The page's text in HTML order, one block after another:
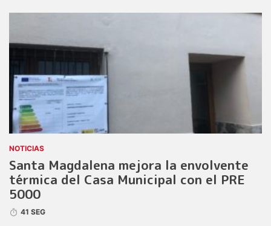
NOTICIAS
Santa Magdalena mejora la envolvente
térmica del Casa Municipal con el PRE
5000
41 SEG